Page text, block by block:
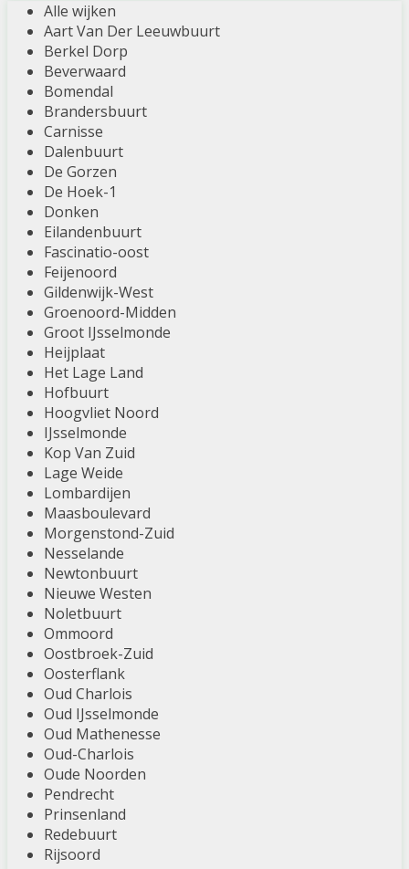
Alle wijken
Aart Van Der Leeuwbuurt
Berkel Dorp
Beverwaard
Bomendal
Brandersbuurt
Carnisse
Dalenbuurt
De Gorzen
De Hoek-1
Donken
Eilandenbuurt
Fascinatio-oost
Feijenoord
Gildenwijk-West
Groenoord-Midden
Groot IJsselmonde
Heijplaat
Het Lage Land
Hofbuurt
Hoogvliet Noord
IJsselmonde
Kop Van Zuid
Lage Weide
Lombardijen
Maasboulevard
Morgenstond-Zuid
Nesselande
Newtonbuurt
Nieuwe Westen
Noletbuurt
Ommoord
Oostbroek-Zuid
Oosterflank
Oud Charlois
Oud IJsselmonde
Oud Mathenesse
Oud-Charlois
Oude Noorden
Pendrecht
Prinsenland
Redebuurt
Rijsoord